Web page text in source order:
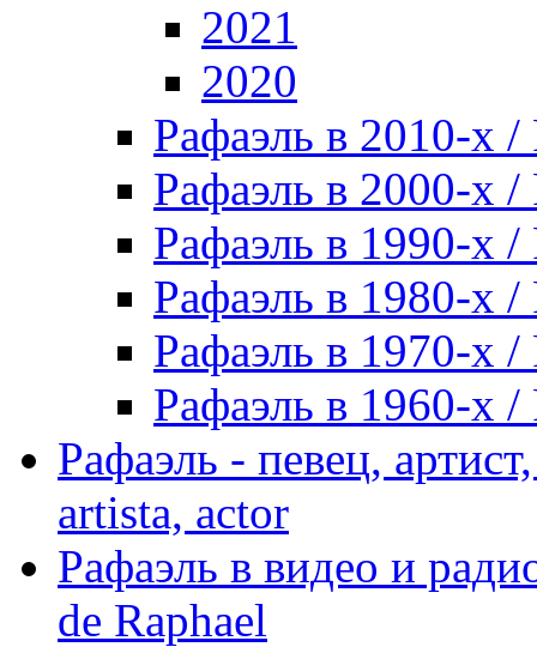
2021
2020
Рафаэль в 2010-х /
Рафаэль в 2000-х /
Рафаэль в 1990-х /
Рафаэль в 1980-х /
Рафаэль в 1970-х /
Рафаэль в 1960-х /
Рафаэль - певец,
artista, actor
Рафаэль в видео и
de Raphael